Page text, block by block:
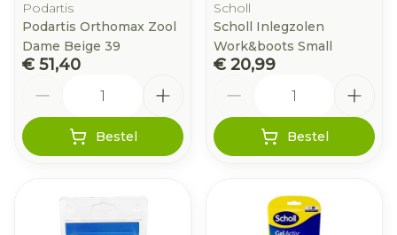
Podartis
Podartis Orthomax Zool
Dame Beige 39
€ 51,40
Bestel
Scholl
Scholl Inlegzolen
Work&boots Small
€ 20,99
Bestel